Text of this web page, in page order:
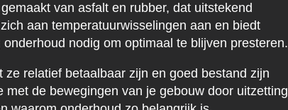
van asfalt en rubber, dat uitstekend
aan temperatuurwisselingen aan en biedt
nodig om optimaal te blijven presteren.
relatief betaalbaar zijn en goed bestand zijn
met de bewegingen van je gebouw door uitzetting